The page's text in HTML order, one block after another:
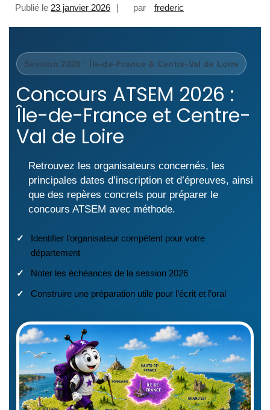
Publié le 23 janvier 2026 par frederic
Session 2026 · Île-de-France & Centre-Val de Loire
Concours ATSEM 2026 :
Île-de-France et Centre-
Val de Loire
Retrouvez les organisateurs concernés, les
principales dates d’inscription et d’épreuves, ainsi
que des repères concrets pour préparer le
concours ATSEM avec méthode.
Identifier l’organisateur compétent pour votre
département
Noter les échéances de la session 2026
Construire une préparation utile pour l’écrit et l’oral